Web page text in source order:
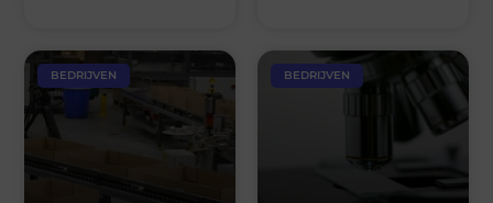
BEDRIJVEN BEDRIJVEN